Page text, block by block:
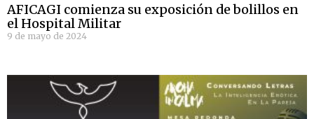
AFICAGI comienza su exposición de bolillos en
el Hospital Militar
9 de mayo de 2024